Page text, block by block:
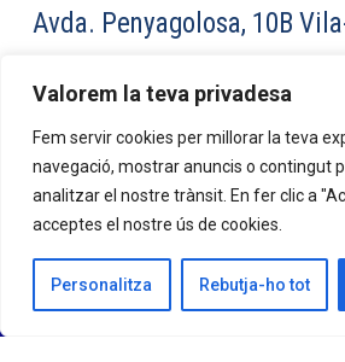
Valorem la teva privadesa
Fem servir cookies per millorar la teva
navegació, mostrar anuncis o contingut
analitzar el nostre trànsit. En fer clic a
acceptes el nostre ús de cookies.
Personalitza Rebutja-ho tot
Avda. Penyagolosa, 10B